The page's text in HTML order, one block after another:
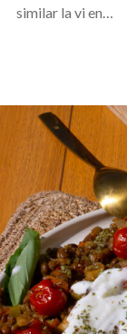
similar la vi en…